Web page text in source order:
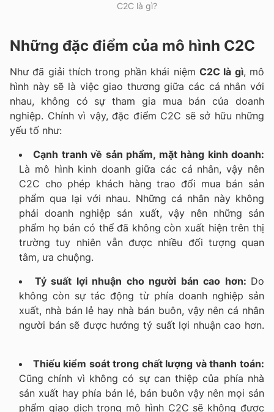
C2C là gì?
Những đặc điểm của mô hình C2C
Như đã giải thích trong phần khái niệm C2C là gì, mô
hình này sẽ là việc giao thương giữa các cá nhân với
nhau, không có sự tham gia mua bán của doanh
nghiệp. Chính vì vậy, đặc điểm C2C sẽ sở hữu những
yếu tố như:
Cạnh tranh về sản phẩm, mặt hàng kinh doanh:
Là mô hình kinh doanh giữa các cá nhân, vậy nên
C2C cho phép khách hàng trao đổi mua bán sản
phẩm qua lại với nhau. Những cá nhân này không
phải doanh nghiệp sản xuất, vậy nên những sản
phẩm họ bán có thể đã không còn xuất hiện trên thị
trường tuy nhiên vẫn được nhiều đối tượng quan
tâm, ưa chuộng.
Tỷ suất lợi nhuận cho người bán cao hơn: Do
không còn sự tác động từ phía doanh nghiệp sản
xuất, nhà bán lẻ hay nhà bán buôn, vậy nên cá nhân
người bán sẽ được hưởng tỷ suất lợi nhuận cao hơn.
Thiếu kiểm soát trong chất lượng và thanh toán:
Cũng chính vì không có sự can thiệp của phía nhà
sản xuất hay phía bán lẻ, bán buôn vậy nên mọi sản
phẩm giao dịch trong mô hình C2C sẽ không được